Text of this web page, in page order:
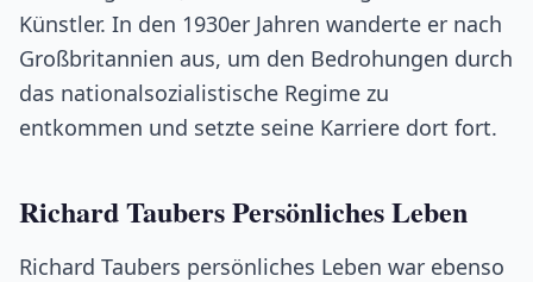
Künstler. In den 1930er Jahren wanderte er nach
Großbritannien aus, um den Bedrohungen durch
das nationalsozialistische Regime zu
entkommen und setzte seine Karriere dort fort.
Richard Taubers Persönliches Leben
Richard Taubers persönliches Leben war ebenso